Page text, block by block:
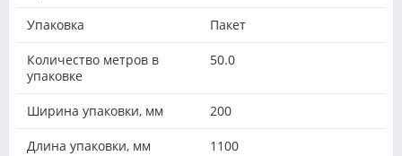
Упаковка Пакет
Количество метров в
упаковке
50.0
Ширина упаковки, мм 200
Длина упаковки, мм 1100